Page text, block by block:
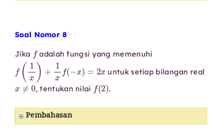
Soal Nomor 8
Jika
f
adalah fungsi yang memenuhi
f( 1x) +1 (− x) x
untuk setiap bilangan real
≠0
, tentukan nilai
f(2)
.
Pembahasan